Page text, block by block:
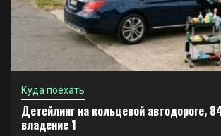
Куда поехать
Детейлинг на кольцевой автодороге,
владение 1